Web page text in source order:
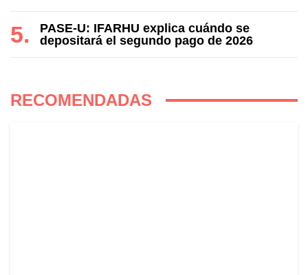
PASE-U: IFARHU explica cuándo se
depositará el segundo pago de 2026
RECOMENDADAS